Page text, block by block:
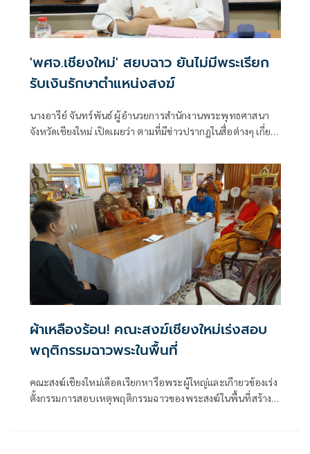
'พศจ.เชียงใหม่' สยบฉาว ยันไม่มีพระเรียก
รับเงินรักษาตำแหน่งสงฆ์
นางอารีย์ จันทร์พันธ์ ผู้อำนวยการสำนักงานพระพุทธศาสนา
จังหวัดเชียงใหม่ เปิดเผยว่า ตามที่มีข่าวปรากฏในสื่อต่างๆ เกี่ยว
ตำแหน่งสำคัญทางสงฆ์
ผ้าเหลืองร้อน! คณะสงฆ์เชียงใหม่เร่งสอบ
พฤติกรรมฉาวพระในพื้นที่
คณะสงฆ์เชียงใหม่เดือดเรียกหารือพระผู้ใหญ่และเกีายวข้องเร่ง
ตั้งกรรมการสอบเหตุพฤติกรรมฉาวของพระสงฆ์ในพื้นที่สร้าง